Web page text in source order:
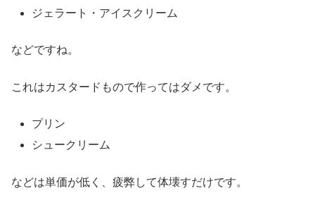
ジェラート・アイスクリーム
などですね。
これはカスタードもので作ってはダメです。
プリン
シュークリーム
などは単価が低く、疲弊して体壊すだけです。